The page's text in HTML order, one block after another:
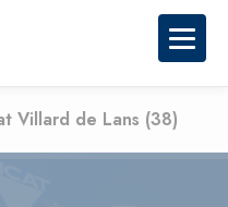
Villard de Lans (38)